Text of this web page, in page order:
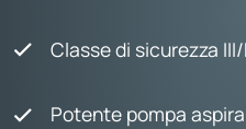
Classe di sicurezza III/
Potente pompa